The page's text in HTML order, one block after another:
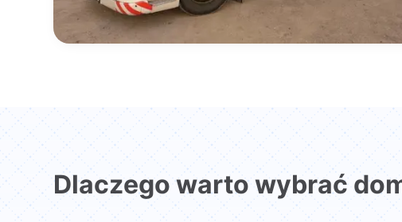
Dlaczego warto wybrać